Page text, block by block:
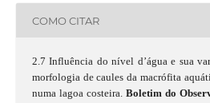
COMO CITAR
2.7 Influência do nível d’água e sua
morfologia de caules da macrófita
numa lagoa costeira. Boletim do